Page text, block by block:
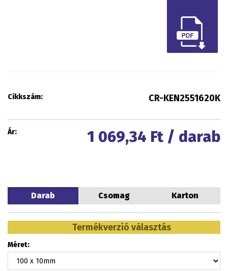
Cikkszám: CR-KEN2551620K
Ár: 1 069,34 Ft / darab
Darab Csomag Karton
Termékverzió választás
Méret: